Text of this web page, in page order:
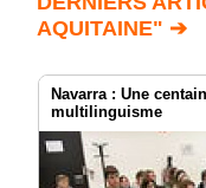
AQUITAINE" ➔
Navarra : Une
multilinguisme